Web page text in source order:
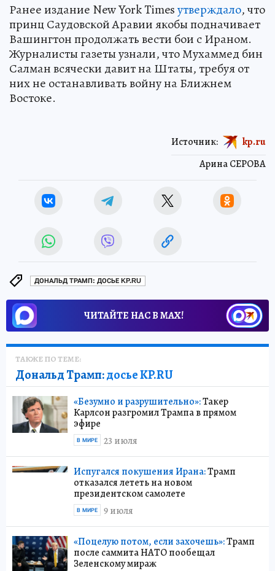
Ранее издание New York Timesутверждало, что
принц Саудовской Аравии якобы подначивает
Вашингтон продолжать вести бои с Ираном.
Журналисты газеты узнали, что Мухаммед бин
Салман всячески давит на Штаты, требуя от
них не останавливать войну на Ближнем
Востоке.
Арина СЕРОВА
Источник: kp.ru
ДОНАЛЬД ТРАМП: ДОСЬЕ KP.RU
ЧИТАЙТЕ НАС В МАХ!
ТАКЖЕ ПО ТЕМЕ:
Дональд Трамп:досье KP.RU
«Безумно и разрушительно»:Такер
Карлсон разгромил Трампа в прямом
эфире
23 июля
В МИРЕ
Испугался покушения Ирана:Трамп
отказался лететь на новом
президентском самолете
9 июля
В МИРЕ
«Поцелую потом, если захочешь»:Трамп
после саммита НАТО пообещал
Зеленскому мираж